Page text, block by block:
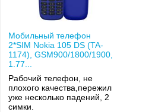
Мобильный телефон
2*SIM Nokia 105 DS (TA-
1174), GSM900/1800/1900,
1.77...
Рабочий телефон, не
плохого качества,пережил
уже несколько падений, 2
симки.